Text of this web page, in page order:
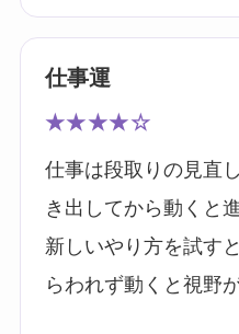
仕事運
★★★★☆
仕事は段取りの見直
き出してから動くと
新しいやり方を試す
らわれず動くと視野